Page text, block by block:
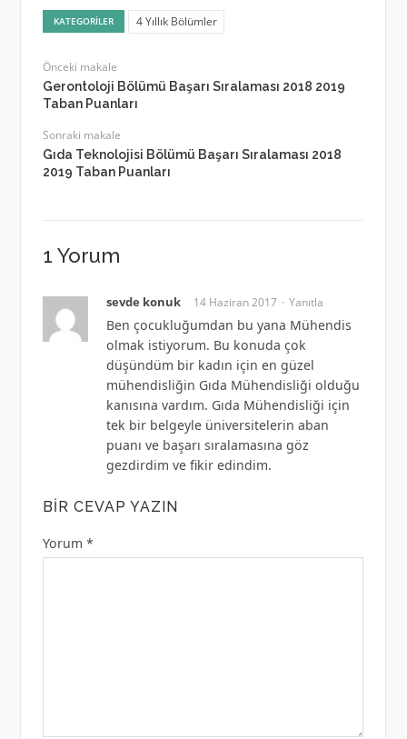
KATEGORILER 4 Yıllık Bölümler
Önceki makale
Gerontoloji Bölümü Başarı Sıralaması 2018 2019
Taban Puanları
Sonraki makale
Gıda Teknolojisi Bölümü Başarı Sıralaması 2018
2019 Taban Puanları
1 Yorum
sevde konuk 14 Haziran 2017 Yanıtla
Ben çocukluğumdan bu yana Mühendis
olmak istiyorum. Bu konuda çok
düşündüm bir kadın için en güzel
mühendisliğin Gıda Mühendisliği olduğu
kanısına vardım. Gıda Mühendisliği için
tek bir belgeyle üniversitelerin aban
puanı ve başarı sıralamasına göz
gezdirdim ve fikir edindim.
BIR CEVAP YAZIN
Yorum *